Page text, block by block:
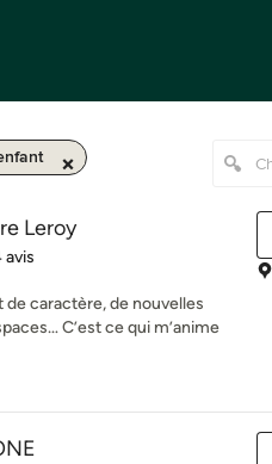
Leroy
sur 5
avis
caractère, de nouvelles
C’est ce qui m’anime